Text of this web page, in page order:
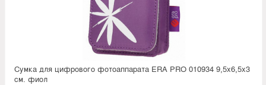
Сумка для цифрового фотоаппарата ERA PRO 010934 9,5х6,5х3
см. фиол